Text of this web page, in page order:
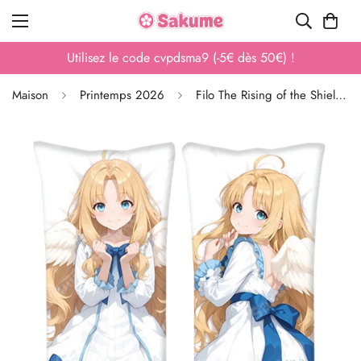
Utilisez le code cvpdsma9 (-5€ dès 50€) !
Maison Printemps 2026 Filo The Rising of the Shield Hero Housse Dakimakura décoration chambre